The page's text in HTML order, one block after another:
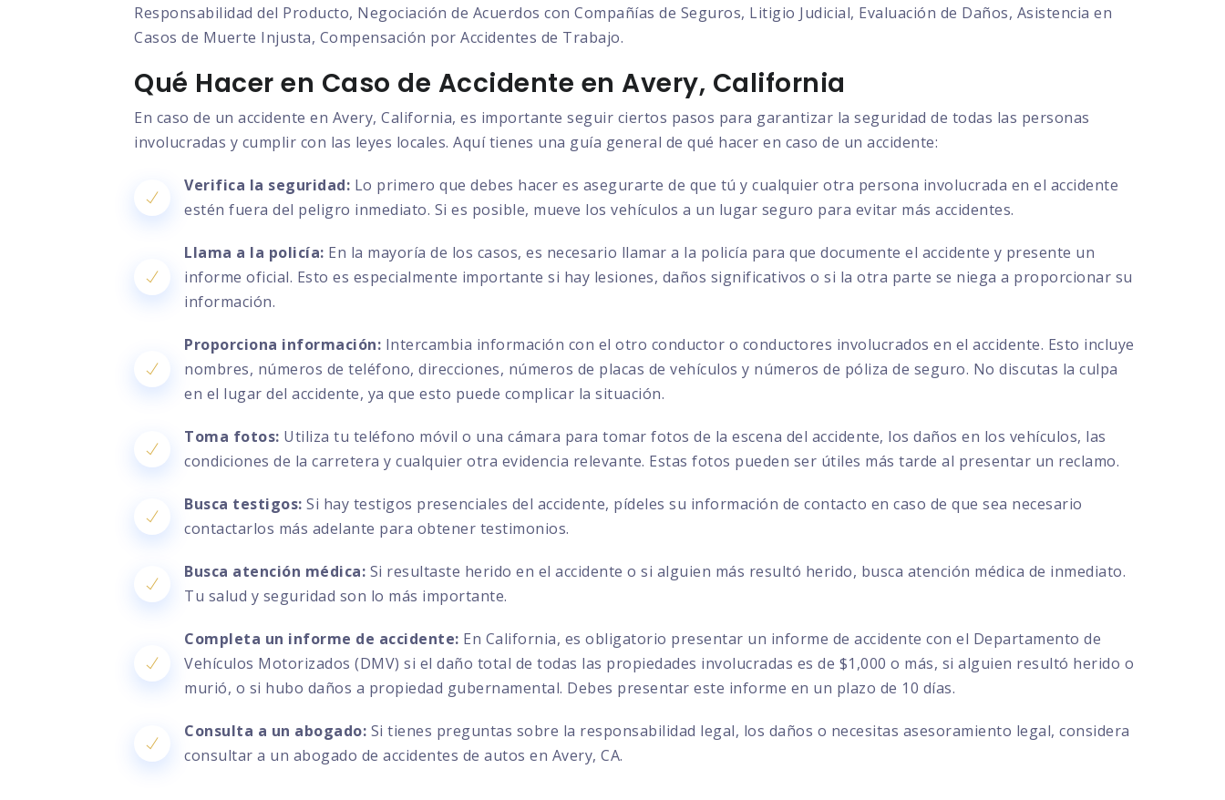
Responsabilidad del Producto, Negociación de Acuerdos con Compañías de Seguros, Litigio Judicial, Evaluación de Daños, Asistencia en
Casos de Muerte Injusta, Compensación por Accidentes de Trabajo.
Qué Hacer en Caso de Accidente en Avery, California
En caso de un accidente en Avery, California, es importante seguir ciertos pasos para garantizar la seguridad de todas las personas
involucradas y cumplir con las leyes locales. Aquí tienes una guía general de qué hacer en caso de un accidente:
Verifica la seguridad: Lo primero que debes hacer es asegurarte de que tú y cualquier otra persona involucrada en el accidente
estén fuera del peligro inmediato. Si es posible, mueve los vehículos a un lugar seguro para evitar más accidentes.
Llama a la policía: En la mayoría de los casos, es necesario llamar a la policía para que documente el accidente y presente un
informe oficial. Esto es especialmente importante si hay lesiones, daños significativos o si la otra parte se niega a proporcionar su
información.
Proporciona información: Intercambia información con el otro conductor o conductores involucrados en el accidente. Esto incluye
nombres, números de teléfono, direcciones, números de placas de vehículos y números de póliza de seguro. No discutas la culpa
en el lugar del accidente, ya que esto puede complicar la situación.
Toma fotos: Utiliza tu teléfono móvil o una cámara para tomar fotos de la escena del accidente, los daños en los vehículos, las
condiciones de la carretera y cualquier otra evidencia relevante. Estas fotos pueden ser útiles más tarde al presentar un reclamo.
Busca testigos: Si hay testigos presenciales del accidente, pídeles su información de contacto en caso de que sea necesario
contactarlos más adelante para obtener testimonios.
Busca atención médica: Si resultaste herido en el accidente o si alguien más resultó herido, busca atención médica de inmediato.
Tu salud y seguridad son lo más importante.
Completa un informe de accidente: En California, es obligatorio presentar un informe de accidente con el Departamento de
Vehículos Motorizados (DMV) si el daño total de todas las propiedades involucradas es de $1,000 o más, si alguien resultó herido o
murió, o si hubo daños a propiedad gubernamental. Debes presentar este informe en un plazo de 10 días.
Consulta a un abogado: Si tienes preguntas sobre la responsabilidad legal, los daños o necesitas asesoramiento legal, considera
consultar a un abogado de accidentes de autos en Avery, CA.